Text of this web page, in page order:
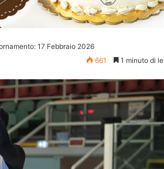
17 Febbraio 2026
661
1 minuto di